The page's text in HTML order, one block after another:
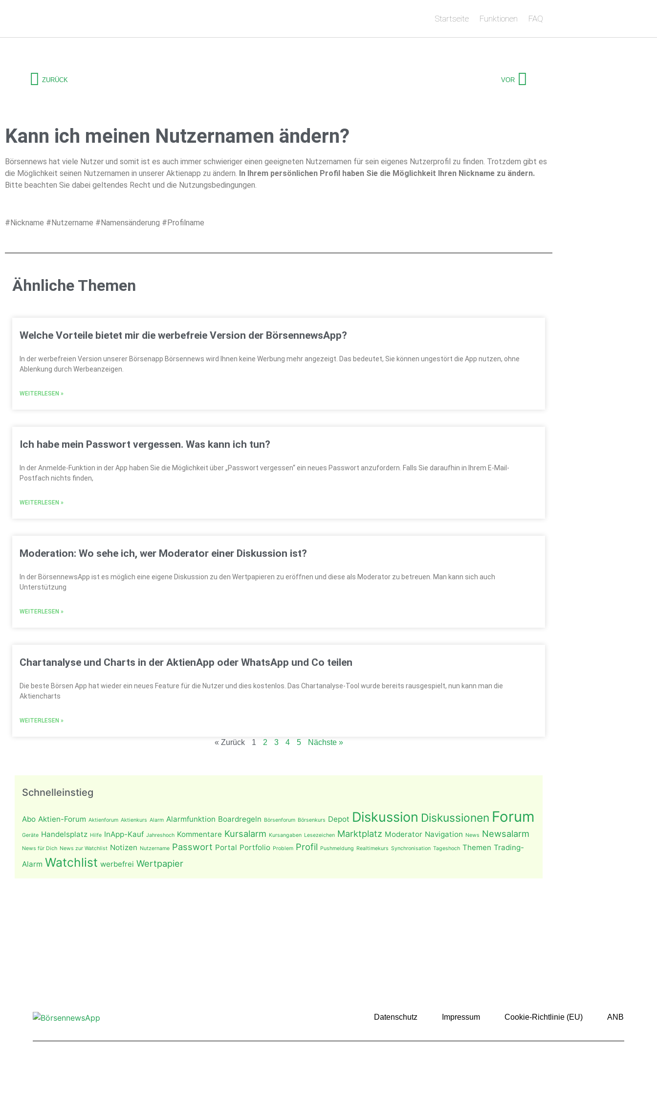
Startseite Funktionen FAQ
ZURÜCK VOR
Kann ich meinen Nutzernamen ändern?
Börsennews hat viele Nutzer und somit ist es auch immer schwieriger einen geeigneten Nutzernamen für sein eigenes Nutzerprofil zu finden. Trotzdem gibt es
die Möglichkeit seinen Nutzernamen in unserer Aktienapp zu ändern. In Ihrem persönlichen Profil haben Sie die Möglichkeit Ihren Nickname zu ändern.
Bitte beachten Sie dabei geltendes Recht und die Nutzungsbedingungen.
#Nickname #Nutzername #Namensänderung #Profilname
Ähnliche Themen
Welche Vorteile bietet mir die werbefreie Version der BörsennewsApp?
In der werbefreien Version unserer Börsenapp Börsennews wird Ihnen keine Werbung mehr angezeigt. Das bedeutet, Sie können ungestört die App nutzen, ohne
Ablenkung durch Werbeanzeigen.
WEITERLESEN »
Ich habe mein Passwort vergessen. Was kann ich tun?
In der Anmelde-Funktion in der App haben Sie die Möglichkeit über „Passwort vergessen“ ein neues Passwort anzufordern. Falls Sie daraufhin in Ihrem E-Mail-
Postfach nichts finden,
WEITERLESEN »
Moderation: Wo sehe ich, wer Moderator einer Diskussion ist?
In der BörsennewsApp ist es möglich eine eigene Diskussion zu den Wertpapieren zu eröffnen und diese als Moderator zu betreuen. Man kann sich auch
Unterstützung
WEITERLESEN »
Chartanalyse und Charts in der AktienApp oder WhatsApp und Co teilen
Die beste Börsen App hat wieder ein neues Feature für die Nutzer und dies kostenlos. Das Chartanalyse-Tool wurde bereits rausgespielt, nun kann man die
Aktiencharts
WEITERLESEN »
« Zurück 1 2 3 4 5 Nächste »
Schnelleinstieg
Abo Aktien-Forum Aktienforum Aktienkurs Alarm Alarmfunktion Boardregeln Börsenforum Börsenkurs Depot Diskussion Diskussionen Forum
Geräte Handelsplatz Hilfe InApp-Kauf Jahreshoch Kommentare Kursalarm Kursangaben Lesezeichen Marktplatz Moderator Navigation News Newsalarm
News für Dich News zur Watchlist Notizen Nutzername Passwort Portal Portfolio Problem Profil Pushmeldung Realtimekurs Synchronisation Tageshoch Themen Trading-
Alarm Watchlist werbefrei Wertpapier
Datenschutz Impressum Cookie-Richtlinie (EU) ANB